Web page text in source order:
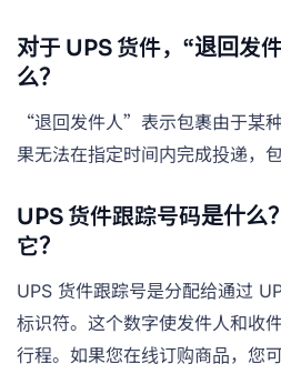
对于 UPS 货件，“退回发
么？
“退回发件人”表示包裹由于某
果无法在指定时间内完成投递，
UPS 货件跟踪号码是什么
它？
UPS 货件跟踪号是分配给通过
标识符。这个数字使发件人和收
行程。如果您在线订购商品，您